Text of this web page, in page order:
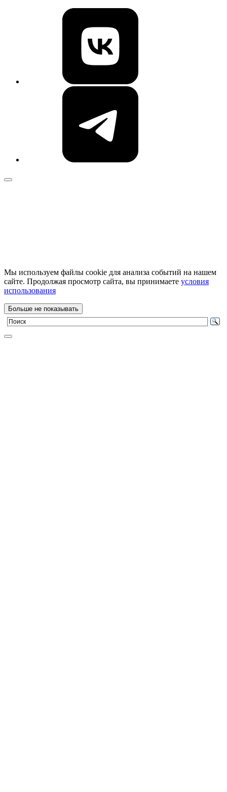
Мы используем файлы cookie для анализа событий на нашем
сайте. Продолжая просмотр сайта, вы принимаете условия
использования
Больше не показывать